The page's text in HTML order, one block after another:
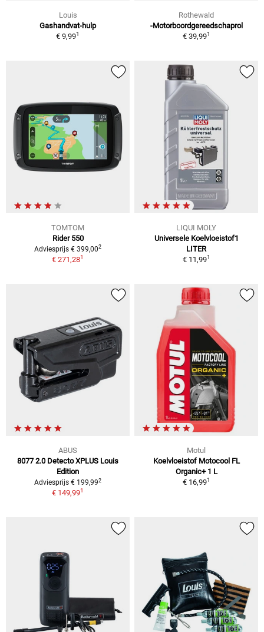
Louis
Gashandvat-hulp
€ 9,991
Rothewald
-Motorboordgereedschaprol
€ 39,991
TOMTOM
Rider 550
Adviesprijs € 399,002
€ 271,281
LIQUI MOLY
Universele Koelvloeistof1
LITER
€ 11,991
ABUS
8077 2.0 Detecto XPLUS Louis
Edition
Adviesprijs € 199,992
€ 149,991
Motul
Koelvloeistof Motocool FL
Organic+ 1 L
€ 16,991